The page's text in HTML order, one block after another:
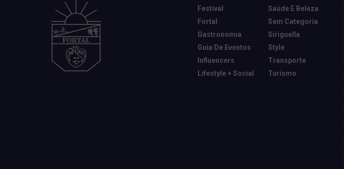
Festival
Fortal
Gastronomia
Guia De Eventos
Influencers
Lifestyle + Social
Saúde E Beleza
Sem Categoria
Siriguella
Style
Transporte
Turismo